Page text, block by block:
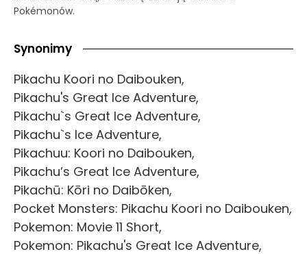
Pokémonów.
Synonimy
Pikachu Koori no Daibouken,
Pikachu's Great Ice Adventure,
Pikachu`s Great Ice Adventure,
Pikachu`s Ice Adventure,
Pikachuu: Koori no Daibouken,
Pikachu’s Great Ice Adventure,
Pikachū: Kōri no Daibōken,
Pocket Monsters: Pikachu Koori no Daibouken,
Pokemon: Movie 11 Short,
Pokemon: Pikachu's Great Ice Adventure,